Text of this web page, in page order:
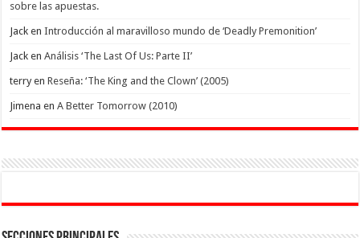
sobre las apuestas.
Jack enIntroducción al maravilloso mundo de ‘Deadly Premonition’
Jack enAnálisis ‘The Last Of Us: Parte II’
terryenReseña: ‘The King and the Clown’ (2005)
Jimena enA Better Tomorrow (2010)